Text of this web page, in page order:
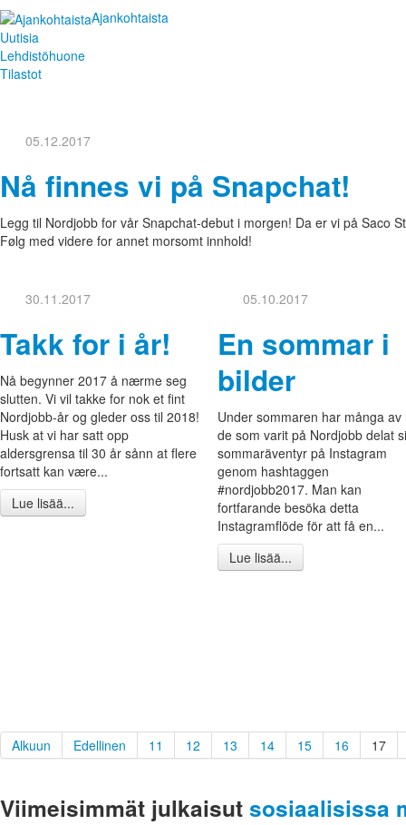
Ajankohtaista
Uutisia
Lehdistöhuone
Tilastot
05.12.2017
Nå finnes vi på Snapchat!
Legg til Nordjobb for vår Snapchat-debut i morgen! Da er vi på Saco
Følg med videre for annet morsomt innhold!
30.11.2017
Takk for i år!
Nå begynner 2017 å nærme seg
slutten. Vi vil takke for nok et fint
Nordjobb-år og gleder oss til 2018!
Husk at vi har satt opp
aldersgrensa til 30 år sånn at flere
fortsatt kan være...
Lue lisää...
05.10.2017
En sommar i
bilder
Under sommaren har många av
de som varit på Nordjobb delat
sommaräventyr på Instagram
genom hashtaggen
#nordjobb2017. Man kan
fortfarande besöka detta
Instagramflöde för att få en...
Lue lisää...
Alkuun Edellinen 11 12 13 14 15 16 17
Viimeisimmät julkaisutsosiaalisissa